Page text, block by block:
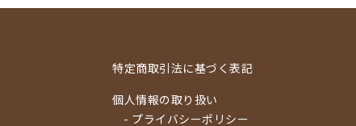
特定商取引法に基づく表記
個人情報の取り扱い
- プライバシーポリシー